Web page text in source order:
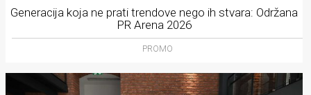
Generacija koja ne prati trendove nego ih stvara: Održana
PR Arena 2026
PROMO